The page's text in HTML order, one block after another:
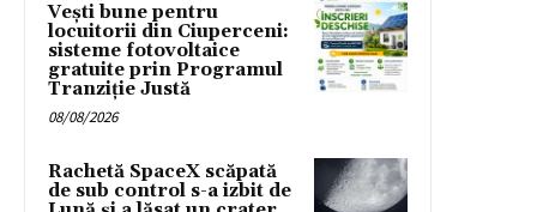
Vești bune pentru
locuitorii din Ciuperceni:
sisteme fotovoltaice
gratuite prin Programul
Tranziție Justă
08/08/2026
Rachetă SpaceX scăpată
de sub control s-a izbit de